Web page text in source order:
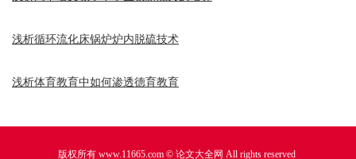
浅析循环流化床锅炉炉内脱硫技术
浅析体育教育中如何渗透德育教育
版权所有 www.11665.com © 论文大全网 All rights reserved